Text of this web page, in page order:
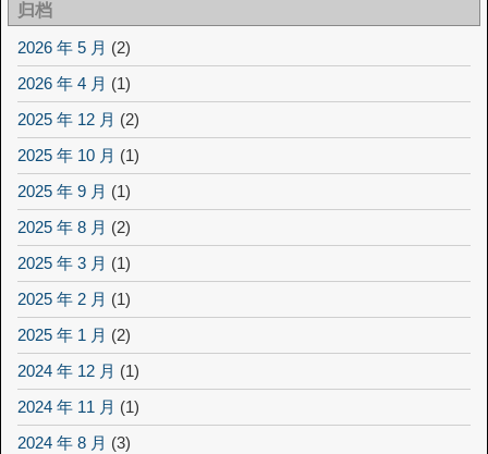
归档
2026 年 5 月 (2)
2026 年 4 月 (1)
2025 年 12 月 (2)
2025 年 10 月 (1)
2025 年 9 月 (1)
2025 年 8 月 (2)
2025 年 3 月 (1)
2025 年 2 月 (1)
2025 年 1 月 (2)
2024 年 12 月 (1)
2024 年 11 月 (1)
2024 年 8 月 (3)